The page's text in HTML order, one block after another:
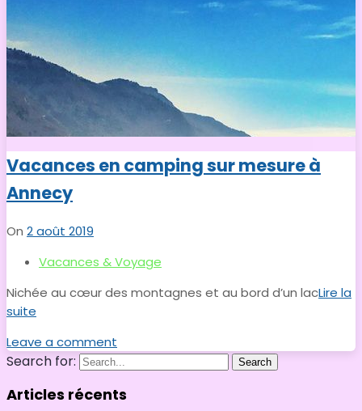
Vacances en camping sur mesure à
Annecy
On 2 août 2019
Vacances & Voyage
Nichée au cœur des montagnes et au bord d’un lacLire la
suite
Leave a comment
Search for: Search
Articles récents